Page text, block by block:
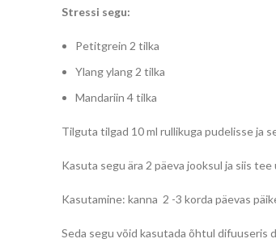
Stressi segu:
Petitgrein 2 tilka
Ylang ylang 2 tilka
Mandariin 4 tilka
Tilguta tilgad 10 ml rullikuga pudelisse ja
Kasuta segu ära 2 päeva jooksul ja siis
Kasutamine: kanna 2 -3 korda päevas
Seda segu võid kasutada õhtul difuuseris